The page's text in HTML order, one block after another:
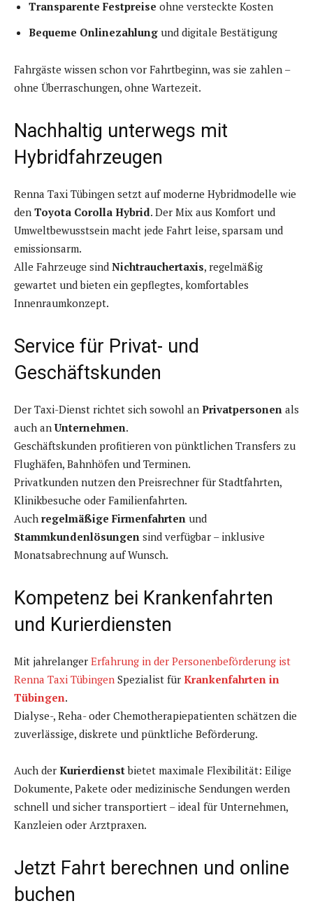
Transparente Festpreise ohne versteckte Kosten
Bequeme Onlinezahlung und digitale Bestätigung
Fahrgäste wissen schon vor Fahrtbeginn, was sie zahlen –
ohne Überraschungen, ohne Wartezeit.
Nachhaltig unterwegs mit
Hybridfahrzeugen
Renna Taxi Tübingen setzt auf moderne Hybridmodelle wie
den Toyota Corolla Hybrid. Der Mix aus Komfort und
Umweltbewusstsein macht jede Fahrt leise, sparsam und
emissionsarm.
Alle Fahrzeuge sind Nichtrauchertaxis, regelmäßig
gewartet und bieten ein gepflegtes, komfortables
Innenraumkonzept.
Service für Privat- und
Geschäftskunden
Der Taxi-Dienst richtet sich sowohl an Privatpersonen als
auch anUnternehmen.
Geschäftskunden profitieren von pünktlichen Transfers zu
Flughäfen, Bahnhöfen und Terminen.
Privatkunden nutzen den Preisrechner für Stadtfahrten,
Klinikbesuche oder Familienfahrten.
Auch regelmäßige Firmenfahrten und
Stammkundenlösungen sind verfügbar – inklusive
Monatsabrechnung auf Wunsch.
Kompetenz bei Krankenfahrten
und Kurierdiensten
Mit jahrelanger Erfahrung in der Personenbeförderung ist
Renna Taxi Tübingen Spezialist für Krankenfahrten in
Tübingen.
Dialyse-, Reha- oder Chemotherapiepatienten schätzen die
zuverlässige, diskrete und pünktliche Beförderung.
Auch der Kurierdienstbietet maximale Flexibilität: Eilige
Dokumente, Pakete oder medizinische Sendungen werden
schnell und sicher transportiert – ideal für Unternehmen,
Kanzleien oder Arztpraxen.
Jetzt Fahrt berechnen und online
buchen